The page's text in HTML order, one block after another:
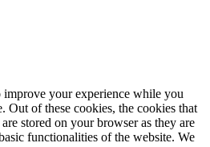
improve your experience while you
Out of these cookies, the cookies that
stored on your browser as they are
functionalities of the website. We